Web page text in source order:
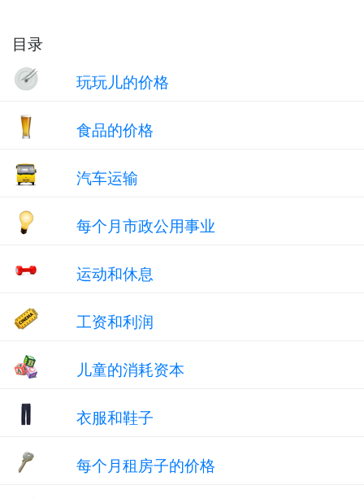
目录
玩玩儿的价格
食品的价格
汽车运输
每个月市政公用事业
运动和休息
工资和利润
儿童的消耗资本
衣服和鞋子
每个月租房子的价格